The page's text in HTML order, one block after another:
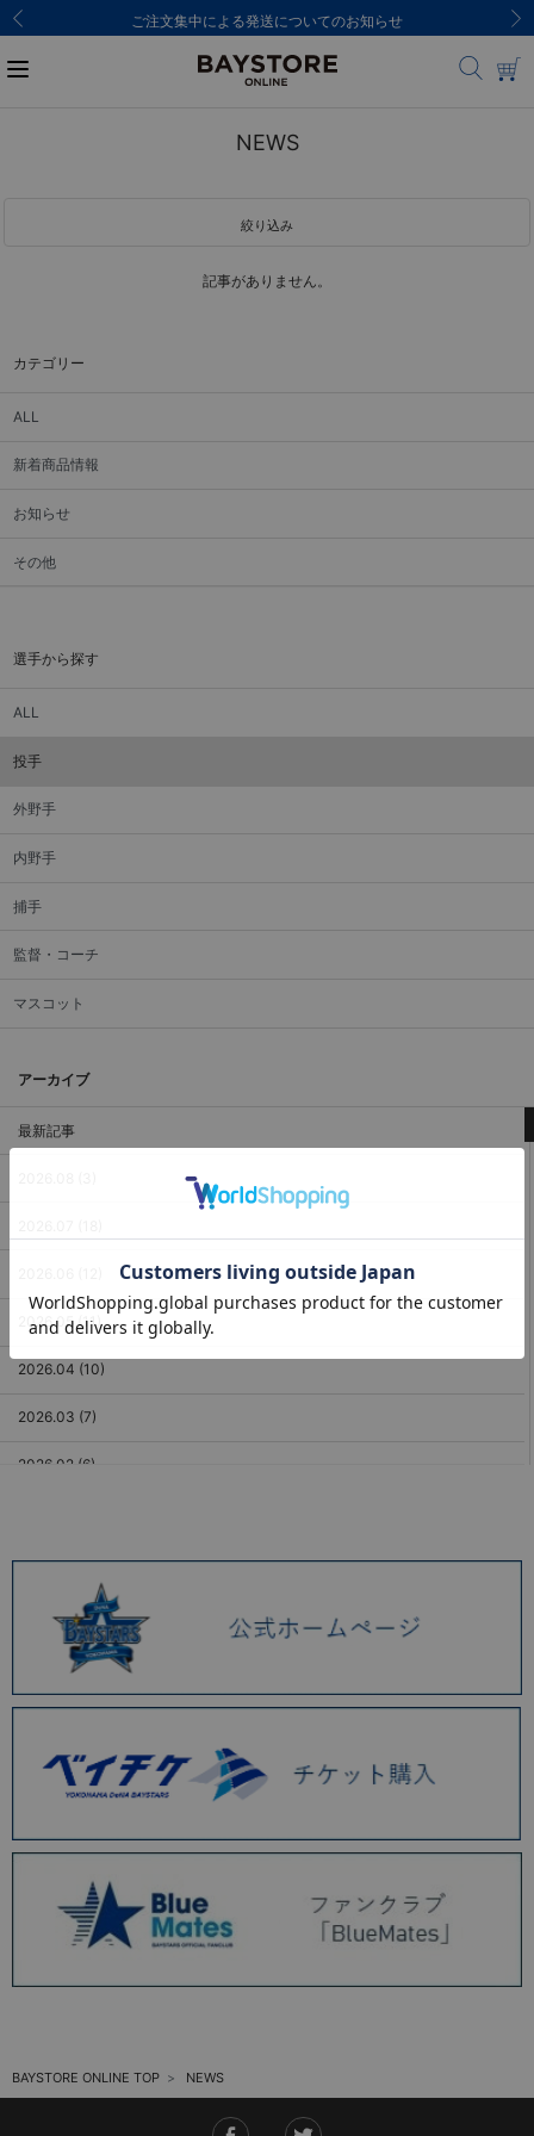
ご注文集中による発送についてのお知らせ
カテゴリー
ALL
新着商品情報
お知らせ
その他
選手から探す
ALL
投手
外野手
内野手
捕手
監督・コーチ
マスコット
アーカイブ
最新記事
2026.05 (11)
2026.04 (10)
2026.03 (7)
2026.02 (6)
2025.12 (3)
2025.11 (6)
2025.10 (5)
2025.09 (5)
2025.08 (6)
2025.07 (6)
2025.05 (9)
2025.04 (9)
2025.03 (9)
2025.01 (12)
NEWS
絞り込み
記事がありません。
BAYSTORE ONLINE TOP NEWS